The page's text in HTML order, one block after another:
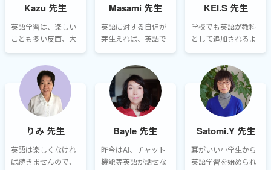
ームなどを取り入れ
ています。
ぴったりな講師を探
すのに最適なプラッ
トフォームだと思い
Kazu 先生
英語学習は、楽しい
ことも多い反面、大
ょうか。ですが、諦
めずに学習を続けれ
ば、きっと成果が出
ます！
Masami 先生
英語に対する自信が
芽生えれば、英語で
の一部となっていき
ます。まずは英語を
大好きになり、楽し
みながらどんどん英
う。
KEI.S 先生
学校でも英語が教科
として追加されるよ
受けられる会員様も
増えてきています。
りみ 先生
英語は楽しくなけれ
ば続きませんので、
Bayle 先生
昨今はAI、チャット
機能等英語が話せな
Satomi.Y 先生
耳がいい小学生から
英語学習を始められ